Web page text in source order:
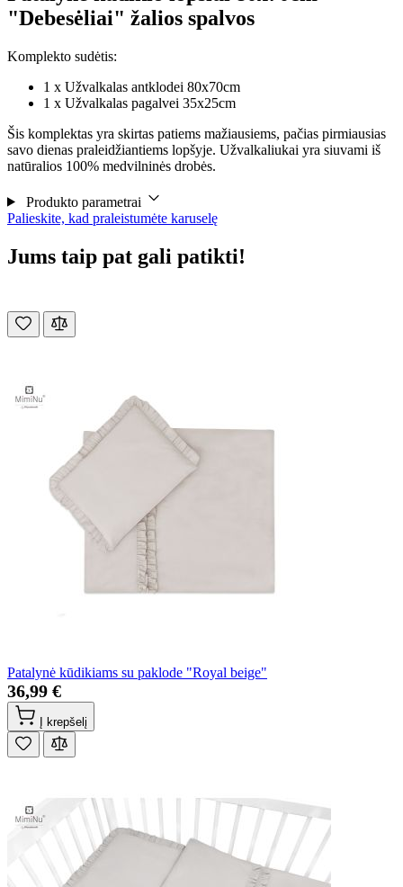
"Debesėliai" žalios spalvos
Komplekto sudėtis:
1 x Užvalkalas antklodei 80x70cm
1 x Užvalkalas pagalvei 35x25cm
Šis komplektas yra skirtas patiems mažiausiems, pačias pirmiausias
savo dienas praleidžiantiems lopšyje. Užvalkaliukai yra siuvami iš
natūralios 100% medvilninės drobės.
Produkto parametrai
Palieskite, kad praleistumėte karuselę
Jums taip pat gali patikti!
Patalynė kūdikiams su paklode "Royal beige"
36,99 €
Į krepšelį